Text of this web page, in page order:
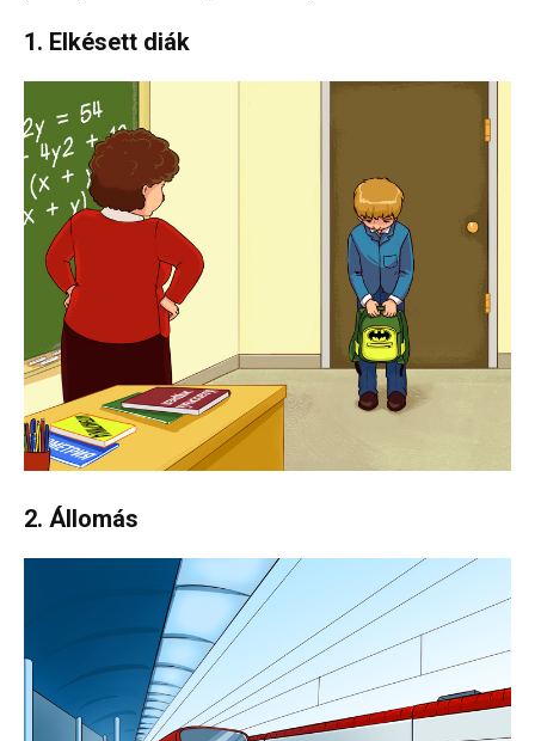
1. Elkésett diák
2. Állomás